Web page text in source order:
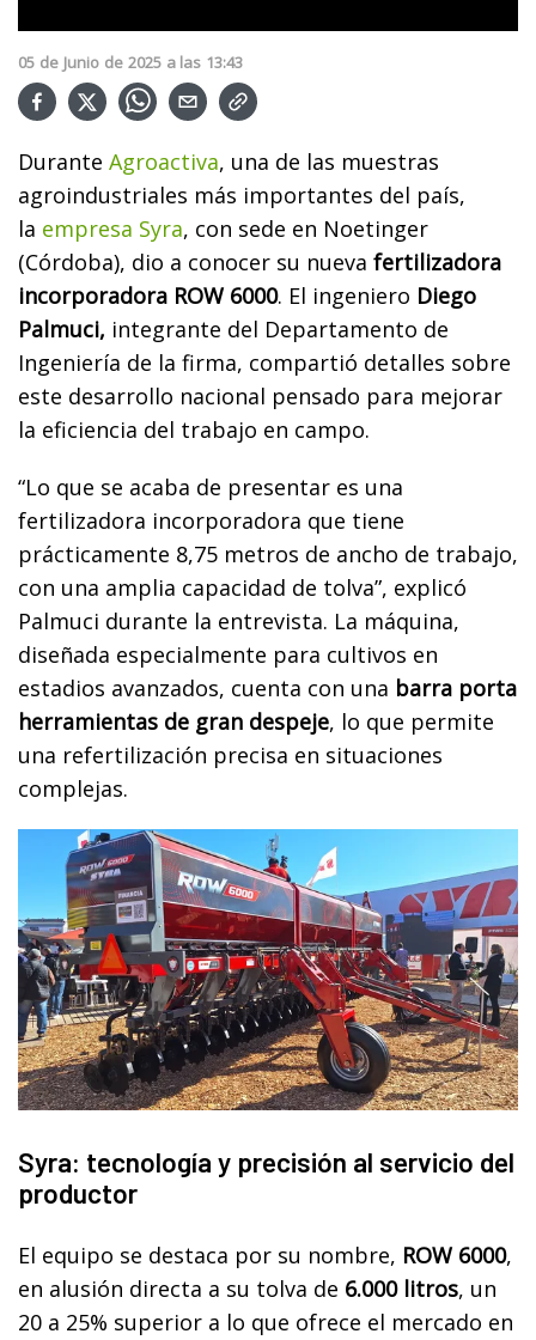
05 de Junio de 2025 a las 13:43
Durante Agroactiva, una de las muestras
agroindustriales más importantes del país,
la empresa Syra, con sede en Noetinger
(Córdoba), dio a conocer su nueva fertilizadora
incorporadora ROW 6000. El ingeniero Diego
Palmuci, integrante del Departamento de
Ingeniería de la firma, compartió detalles sobre
este desarrollo nacional pensado para mejorar
la eficiencia del trabajo en campo.
“Lo que se acaba de presentar es una
fertilizadora incorporadora que tiene
prácticamente 8,75 metros de ancho de trabajo,
con una amplia capacidad de tolva”, explicó
Palmuci durante la entrevista. La máquina,
diseñada especialmente para cultivos en
estadios avanzados, cuenta con una barra porta
herramientas de gran despeje, lo que permite
una refertilización precisa en situaciones
complejas.
Syra: tecnología y precisión al servicio del
productor
El equipo se destaca por su nombre, ROW 6000,
en alusión directa a su tolva de 6.000 litros, un
20 a 25% superior a lo que ofrece el mercado en